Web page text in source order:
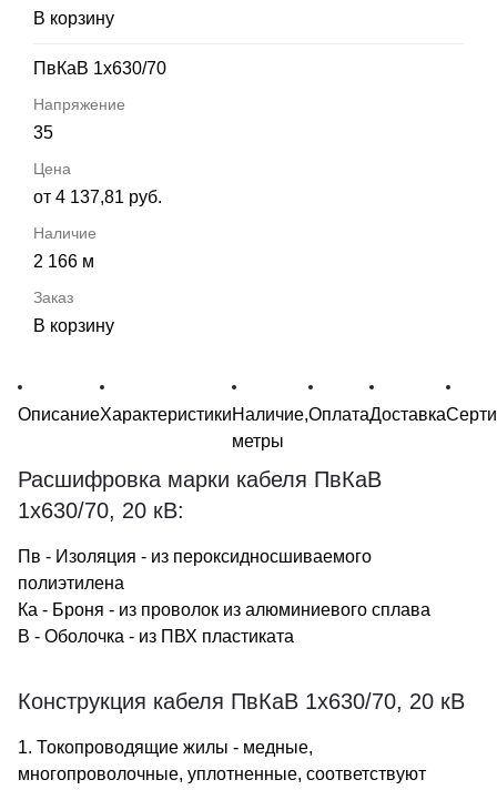
В корзину
ПвКаВ 1х630/70
35
от 4 137,81 руб.
2 166 м
В корзину
ОписаниеХарактеристикиНаличие,
метры
ОплатаДоставка
Расшифровка марки кабеля ПвКаВ
1х630/70, 20 кВ:
Пв - Изоляция - из пероксидносшиваемого
полиэтилена
Ка - Броня - из проволок из алюминиевого сплава
В - Оболочка - из ПВХ пластиката
Конструкция кабеля ПвКаВ 1х630/70, 20 кВ
1. Токопроводящие жилы - медные,
многопроволочные, уплотненные, соответствуют